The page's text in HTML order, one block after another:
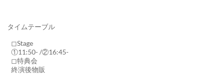
タイムテーブル
◻︎Stage
①11:50- /②16:45-
◻︎特典会
終演後物販